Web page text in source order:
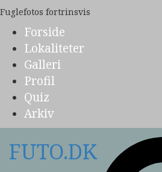
Fuglefotos fortrinsvis
Forside
Lokaliteter
Galleri
Profil
Quiz
Arkiv
FUTO.DK